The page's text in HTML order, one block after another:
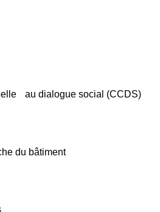
au dialogue social (CCDS)
du bâtiment